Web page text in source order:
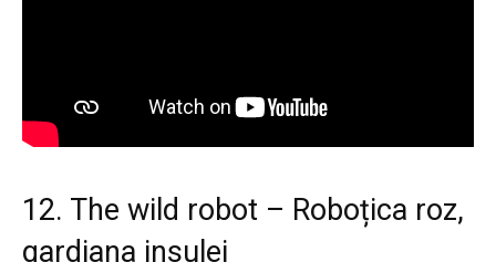
12. The wild robot – Roboțica roz,
gardiana insulei